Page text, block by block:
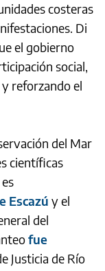
costeras
Di
el gobierno
social,
reforzando el
del Mar
científicas
Escazú y el
del
fue
Justicia de Río